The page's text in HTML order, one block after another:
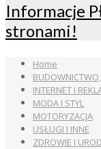
Informacje
stronami!
Home
INTERNET I
MODA I STYL
MOTORYZACJA
USŁUGI I INNE
ZDROWIE I